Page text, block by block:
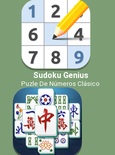
Sudoku Genius
Puzle De Números Clásico